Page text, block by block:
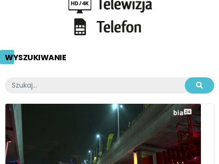
WYSZUKIWANIE